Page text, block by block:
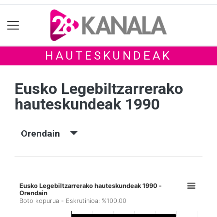
HAUTESKUNDEAK
Eusko Legebiltzarrerako
hauteskundeak 1990
Orendain
Eusko Legebiltzarrerako hauteskundeak 1990 -
Orendain
Boto kopurua - Eskrutinioa: %100,00